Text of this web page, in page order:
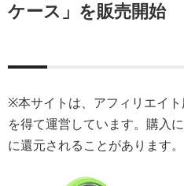
ケース」を販売開始
※本サイトは、アフィリエイ
を得て運営しています。購入
に還元されることがあります。